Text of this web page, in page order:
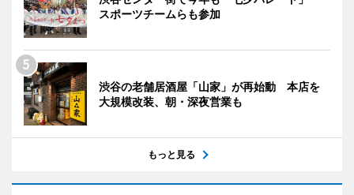
スポーツチームらも参加
渋谷の老舗居酒屋「山家」が再始動 本店を
大規模改装、朝・深夜営業も
もっと見る